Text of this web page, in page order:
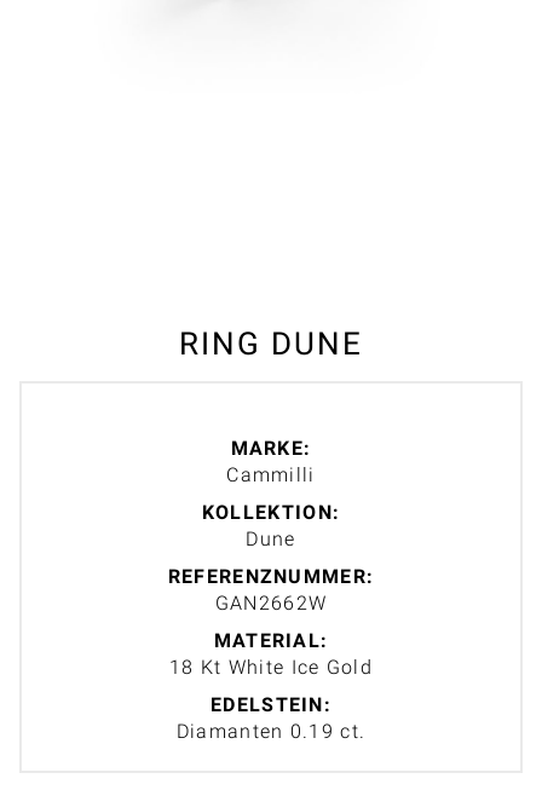
RING DUNE
MARKE:
Cammilli
KOLLEKTION:
Dune
REFERENZNUMMER:
GAN2662W
MATERIAL:
18 Kt White Ice Gold
EDELSTEIN:
Diamanten 0.19 ct.